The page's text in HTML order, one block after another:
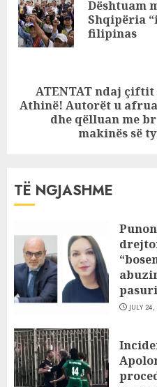
fëmijët janë
hedhur në lumë!
Dështuam
Shqipëria
filipinas
Next
ATENTAT ndaj
Athinë! Autorët u
dhe qëlluan me
makinës së
TË NGJASHME
JULY